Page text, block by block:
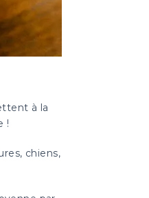
à la
!
chiens,